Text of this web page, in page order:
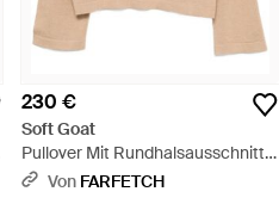
230 €
Soft Goat
Pullover Mit Rundhalsausschnitt -
Natur
Von FARFETCH